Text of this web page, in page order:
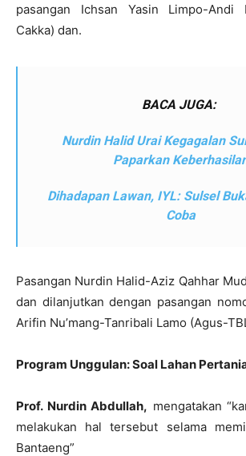
pasangan Ichsan Yasin Limpo-Andi
Cakka) dan.
BACA JUGA:
Nurdin Halid Urai Kegagalan
Paparkan
Dihadapan Lawan, IYL: Sulsel
Coba
Pasangan Nurdin Halid-Aziz Qahhar
dan dilanjutkan dengan pasangan
Arifin Nu’mang-Tanribali Lamo (Agus-
Program Unggulan: Soal Lahan
Prof. Nurdin Abdullah, mengatakan
melakukan hal tersebut selama
Bantaeng”